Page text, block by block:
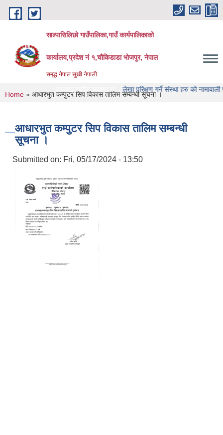
Skip to main content
साल्पासिलिछो गाउँपालिका,गाउँ कार्यपालिकाको
कार्यालय,प्रदेश नं १,चौकिडाडा भोजपुर, नेपाल
समृद्ध नेपाल सुखी नेपाली
मा यहाँ हरुलाई हार्दिक स्वागत छलेखा परिक्षण गर्ने संस्था हरु को नामावाली प्रकाशन
You are here
Home » आधारभुत कम्पुटर सिप विकास तालिम सम्बन्धी सूचना ।
आधारभुत कम्पुटर सिप विकास तालिम सम्बन्धी
सूचना ।
Submitted on: Fri, 05/17/2024 - 13:50